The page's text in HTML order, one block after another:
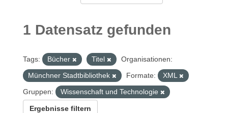
1 Datensatz gefunden
Tags: Bücher Titel
Organisationen:
Münchner Stadtbibliothek
Formate:
XML
Gruppen:
Wissenschaft und Technologie
Ergebnisse filtern